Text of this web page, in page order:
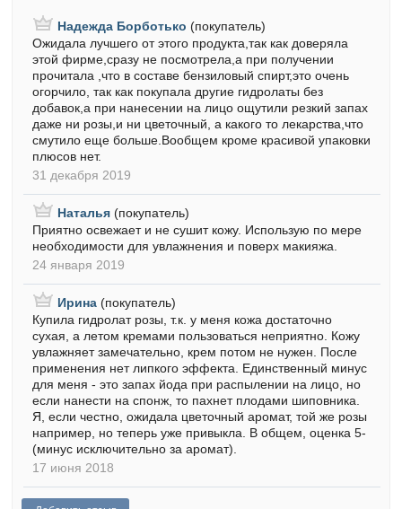
Надежда Борботько (покупатель)
Ожидала лучшего от этого продукта,так как доверяла
этой фирме,сразу не посмотрела,а при получении
прочитала ,что в составе бензиловый спирт,это очень
огорчило, так как покупала другие гидролаты без
добавок,а при нанесении на лицо ощутили резкий запах
даже ни розы,и ни цветочный, а какого то лекарства,что
смутило еще больше.Вообщем кроме красивой упаковки
плюсов нет.
31 декабря 2019
Наталья (покупатель)
Приятно освежает и не сушит кожу. Использую по мере
необходимости для увлажнения и поверх макияжа.
24 января 2019
Ирина (покупатель)
Купила гидролат розы, т.к. у меня кожа достаточно
сухая, а летом кремами пользоваться неприятно. Кожу
увлажняет замечательно, крем потом не нужен. После
применения нет липкого эффекта. Единственный минус
для меня - это запах йода при распылении на лицо, но
если нанести на спонж, то пахнет плодами шиповника.
Я, если честно, ожидала цветочный аромат, той же розы
например, но теперь уже привыкла. В общем, оценка 5-
(минус исключительно за аромат).
17 июня 2018